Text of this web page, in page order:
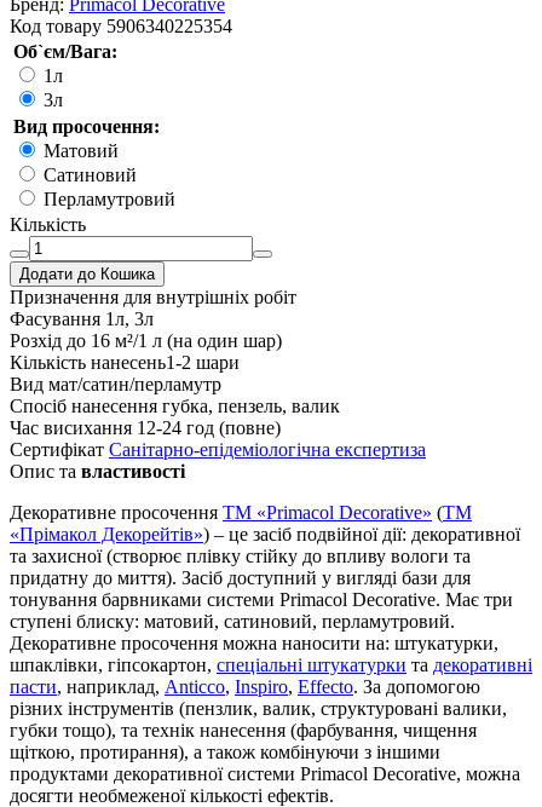
Код товару 5906340225354
Об`єм/Вага:
1л
3л
Вид просочення:
Матовий
Сатиновий
Перламутровий
Кількість
Додати до Кошика
Призначення для внутрішніх робіт
Фасування 1л, 3л
Розхід до 16 м²/1 л (на один шар)
Кількість нанесень1-2 шари
Вид мат/сатин/перламутр
Спосіб нанесення губка, пензель, валик
Час висихання 12-24 год (повне)
Сертифікат Санітарно-епідеміологічна експертиза
Опис та властивості
Декоративне просочення TM «Primacol Decorative» (ТМ
«Прімакол Декорейтів») – це засіб подвійної дії: декоративної
та захисної (створює плівку стійку до впливу вологи та
придатну до миття). Засіб доступний у вигляді бази для
тонування барвниками системи Primacol Decorative. Має три
ступені блиску: матовий, сатиновий, перламутровий.
Декоративне просочення можна наносити на: штукатурки,
шпаклівки, гіпсокартон, спеціальні штукатурки та декоративні
пасти, наприклад, Anticco, Inspiro, Effecto. За допомогою
різних інструментів (пензлик, валик, структуровані валики,
губки тощо), та технік нанесення (фарбування, чищення
щіткою, протирання), а також комбінуючи з іншими
продуктами декоративної системи Primacol Decorative, можна
досягти необмеженої кількості ефектів.